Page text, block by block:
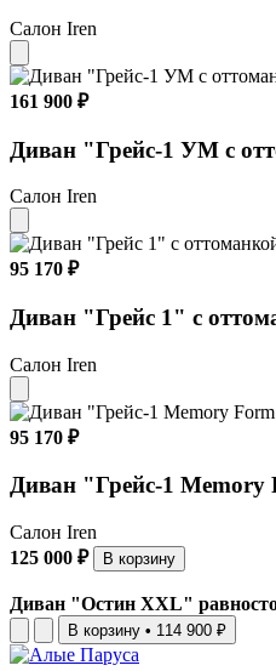
Салон Iren
161 900 ₽
Диван "Грейс-1 УМ с
Салон Iren
95 170 ₽
Диван "Грейс 1" с
Салон Iren
95 170 ₽
Диван "Грейс-1 Memory
Салон Iren
125 000 ₽
В корзину
Диван "Остин XXL"
В корзину • 114 900 ₽